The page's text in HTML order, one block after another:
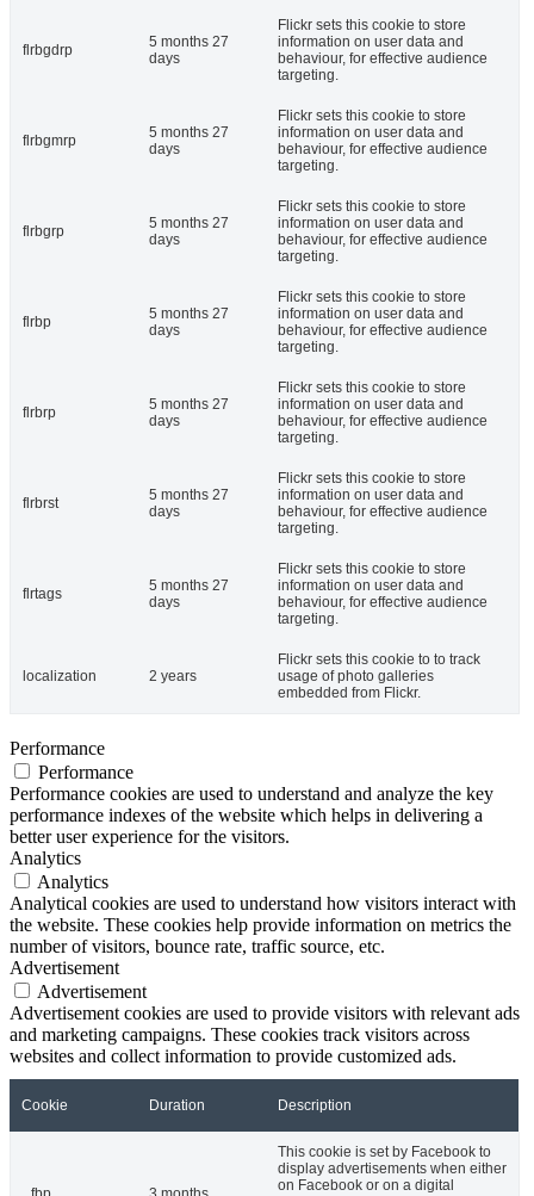
flrbgdrp
5 months 27
days
Flickr sets this cookie to store
information on user data and
behaviour, for effective audience
targeting.
flrbgmrp
5 months 27
days
Flickr sets this cookie to store
information on user data and
behaviour, for effective audience
targeting.
flrbgrp
5 months 27
days
Flickr sets this cookie to store
information on user data and
behaviour, for effective audience
targeting.
flrbp
5 months 27
days
Flickr sets this cookie to store
information on user data and
behaviour, for effective audience
targeting.
flrbrp
5 months 27
days
Flickr sets this cookie to store
information on user data and
behaviour, for effective audience
targeting.
flrbrst
5 months 27
days
Flickr sets this cookie to store
information on user data and
behaviour, for effective audience
targeting.
flrtags
5 months 27
days
Flickr sets this cookie to store
information on user data and
behaviour, for effective audience
targeting.
localization 2 years
Flickr sets this cookie to to track
usage of photo galleries
embedded from Flickr.
Performance
Performance
Performance cookies are used to understand and analyze the key
performance indexes of the website which helps in delivering a
better user experience for the visitors.
Analytics
Analytics
Analytical cookies are used to understand how visitors interact with
the website. These cookies help provide information on metrics the
number of visitors, bounce rate, traffic source, etc.
Advertisement
Advertisement
Advertisement cookies are used to provide visitors with relevant ads
and marketing campaigns. These cookies track visitors across
websites and collect information to provide customized ads.
Cookie Duration Description
This cookie is set by Facebook to
display advertisements when either
on Facebook or on a digital